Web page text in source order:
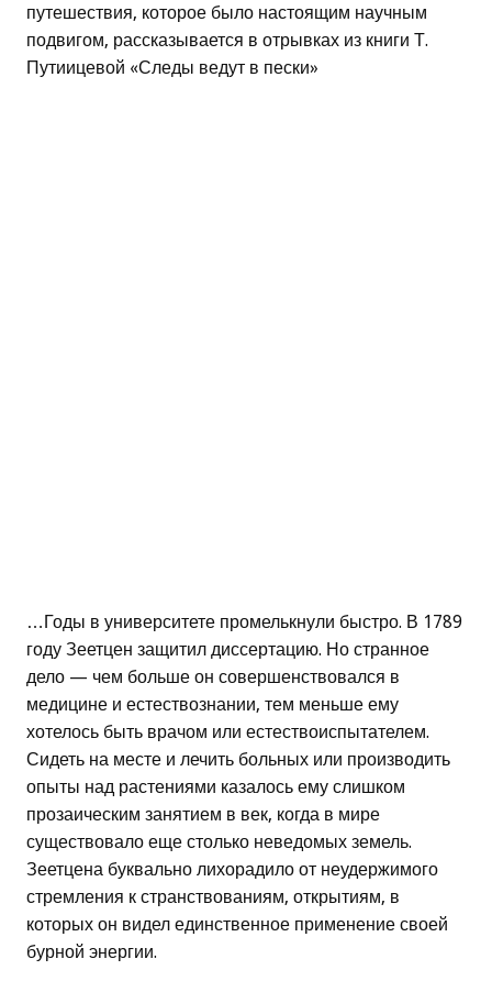
путешествия, которое было настоящим научным
подвигом, рассказывается в отрывках из книги Т.
Путиицевой «Следы ведут в пески»
…Годы в университете промелькнули быстро. В 1789
году Зеетцен защитил диссертацию. Но странное
дело — чем больше он совершенствовался в
медицине и естествознании, тем меньше ему
хотелось быть врачом или естествоиспытателем.
Сидеть на месте и лечить больных или производить
опыты над растениями казалось ему слишком
прозаическим занятием в век, когда в мире
существовало еще столько неведомых земель.
Зеетцена буквально лихорадило от неудержимого
стремления к странствованиям, открытиям, в
которых он видел единственное применение своей
бурной энергии.